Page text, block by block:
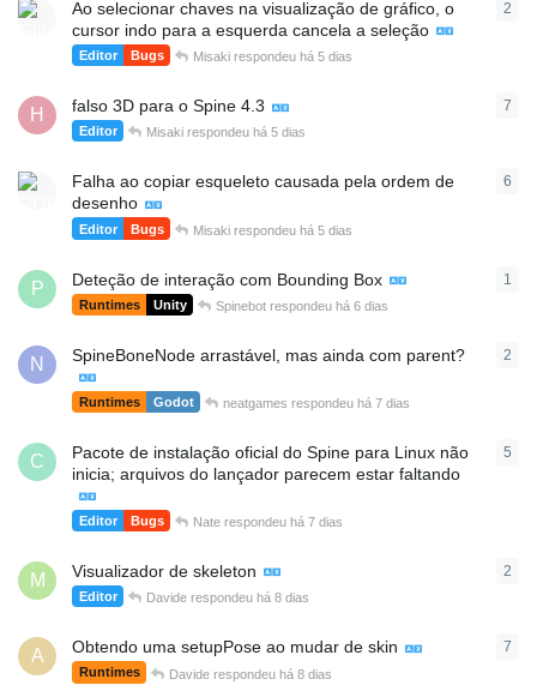
Ao selecionar chaves na visualização de gráfico, o
cursor indo para a esquerda cancela a seleção
Editor Bugs Misaki respondeu há 5 dias
2
H falso 3D para o Spine 4.3
Editor Misaki respondeu há 5 dias
7
Falha ao copiar esqueleto causada pela ordem de
desenho
Editor Bugs Misaki respondeu há 5 dias
6
P Deteção de interação com Bounding Box
Runtimes Unity Spinebot respondeu há 6 dias
1
N SpineBoneNode arrastável, mas ainda com parent?
Runtimes Godot neatgames respondeu há 7 dias
2
C
Pacote de instalação oficial do Spine para Linux não
inicia; arquivos do lançador parecem estar faltando
Editor Bugs Nate respondeu há 7 dias
5
M Visualizador de skeleton
Editor Davide respondeu há 8 dias
2
A Obtendo uma setupPose ao mudar de skin
Runtimes Davide respondeu há 8 dias
7